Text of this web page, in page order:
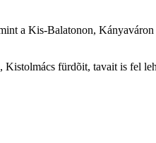
a Kis-Balatonon,
fürdõit, tavait is fel